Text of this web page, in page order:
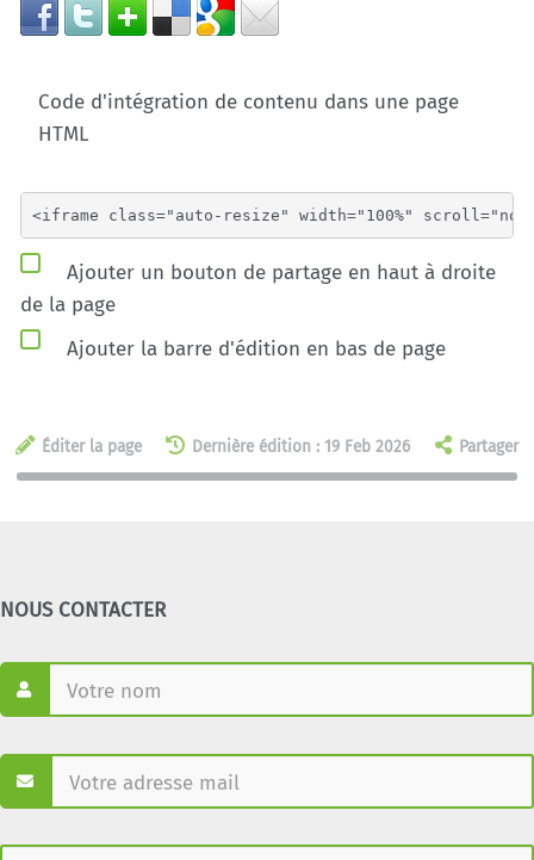
Code d'intégration de contenu dans une page
HTML
Ajouter un bouton de partage en haut à droite
de la page
Ajouter la barre d'édition en bas de page
Éditer la page Dernière édition : 19 Feb 2026 Partager
NOUS CONTACTER